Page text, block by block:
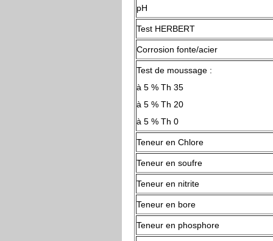
pH
Test HERBERT
Corrosion fonte/acier
Test de moussage :
à 5 % Th 35
à 5 % Th 20
à 5 % Th 0
Teneur en Chlore
Teneur en soufre
Teneur en nitrite
Teneur en bore
Teneur en phosphore